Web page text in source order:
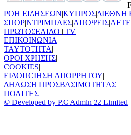
ΡΟΗ ΕΙΔΗΣΕΩΝ|ΚΥΠΡΟΣ|ΔΙΕΘΝΗ|
ΣΠΟΡ|ΝΤΡΙΜΠΛΕΣ|ΑΠΟΨΕΙΣ|
ΠΡΩΤΟΣΕΛΙΔΟ | TV
ΕΠΙΚΟΙΝΩΝΙΑ|
TAYTOTHTA|
ΟΡΟΙ ΧΡΗΣΗΣ|
COOKIES|
ΕΙΔΟΠΟΙΗΣΗ ΑΠΟΡΡΗΤΟΥ|
ΔΗΛΩΣΗ ΠΡΟΣΒΑΣΙΜΟΤΗΤΑΣ|
ΠΟΛΙΤΗΣ
© Developed by P.C Admin 22 Limited